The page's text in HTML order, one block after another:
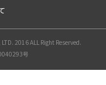
2016 ALL Right Reserved.
号